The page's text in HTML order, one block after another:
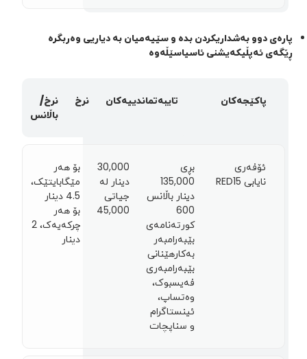
پارەی دوو بەشداریکردن بدە و سێیەمیان بە دیاریی وەربگرە
ڕێگەی ئەپڵیکەیشنی ئاسیاسێڵەوە
پاکێجەکان تایبەتماندییەکان نرخ
نرخ/
باڵانس
ئۆفەری
نایابی RED15
بڕی
135,000
دینار باڵانس
600
کورتەنامەی
بێبەرامبەر
بەکارهێنانی
بێبەرامبەری
فەیسبوک،
وەتساپ،
ئینستاگرام
و سناپچات
30,000
دینار لە
جیاتی
45,000
بۆ هەر
مێگابایتێک،
4.5 دينار
بۆ هەر
چرکەیەک، 2
دينار